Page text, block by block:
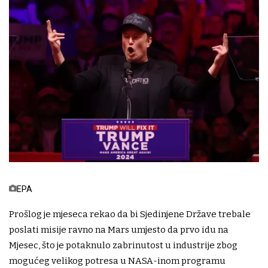
EPA
Prošlog je mjeseca rekao da bi Sjedinjene Države trebale
poslati misije ravno na Mars umjesto da prvo idu na
Mjesec, što je potaknulo zabrinutost u industrije zbog
mogućeg velikog potresa u NASA-inom programu